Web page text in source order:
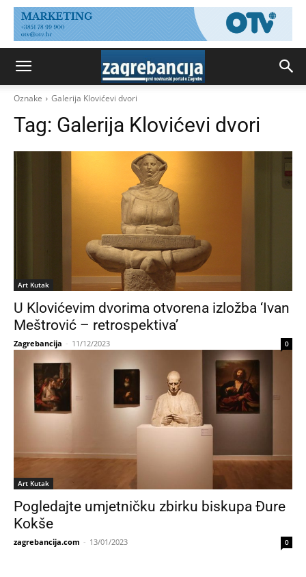
Oznake Galerija Klovićevi dvori
Tag: Galerija Klovićevi dvori
Art Kutak
U Klovićevim dvorima otvorena izložba ‘Ivan
Meštrović – retrospektiva’
Zagrebancija - 11/12/2023 0
Art Kutak
Pogledajte umjetničku zbirku biskupa Đure
Kokše
zagrebancija.com - 13/01/2023 0